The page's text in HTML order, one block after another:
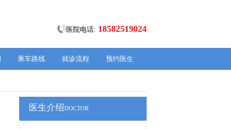
医院电话: 18582519024
乘车路线 就诊流程 预约医生
医生介绍DOCTOR